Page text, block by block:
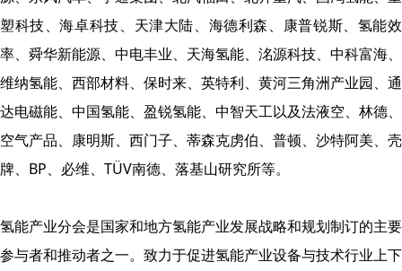
塑科技、海卓科技、天津大陆、海德利森、康普锐斯、氢能效
率、舜华新能源、中电丰业、天海氢能、洺源科技、中科富海、
维纳氢能、西部材料、保时来、英特利、黄河三角洲产业园、通
达电磁能、中国氢能、盈锐氢能、中智天工以及法液空、林德、
空气产品、康明斯、西门子、蒂森克虏伯、普顿、沙特阿美、壳
牌、BP、必维、TÜV南德、落基山研究所等。
氢能产业分会是国家和地方氢能产业发展战略和规划制订的主要
参与者和推动者之一。致力于促进氢能产业设备与技术行业上下